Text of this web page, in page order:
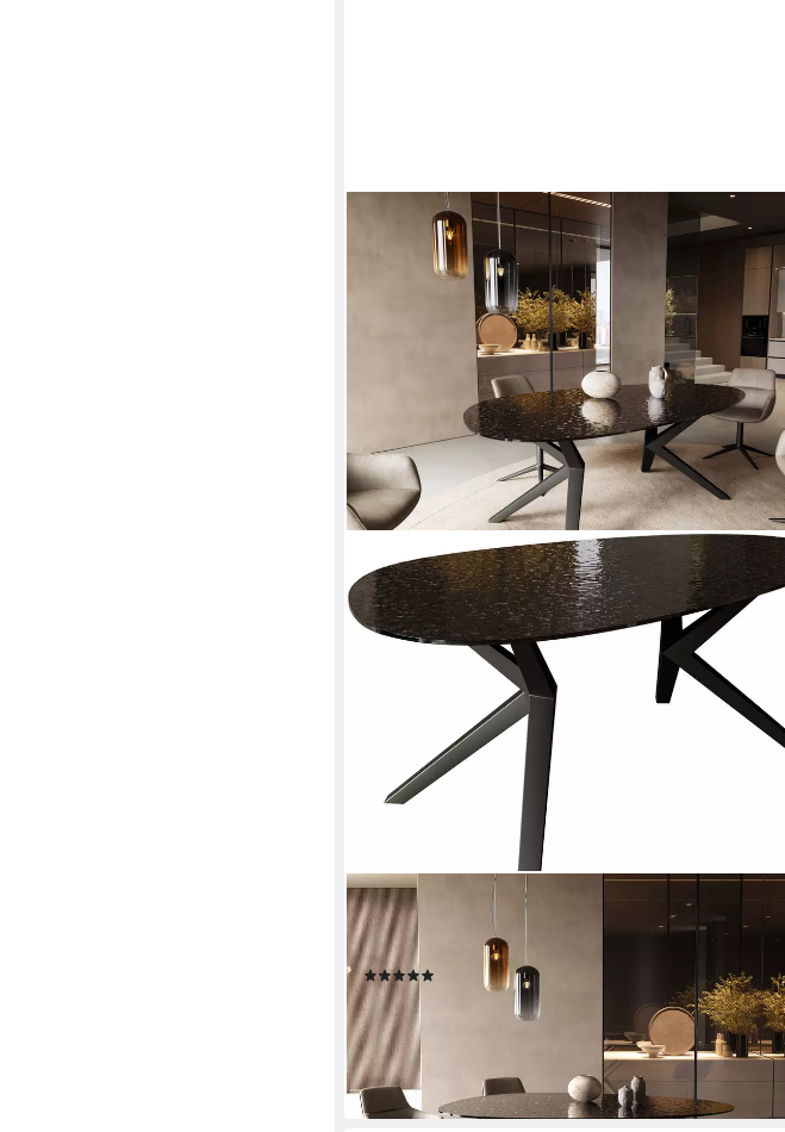
DELIFE
Esstisch Edge, Oval Reliefglas Rauchschwarz 3D-Design
220x120 Zenthara kantig Metall
ab 1.799,90 € 2.499,90 €
-28%
lieferbar - in 4-5 Werktagen bei dir
+23